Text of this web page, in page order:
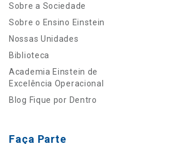
Sobre a Sociedade
Sobre o Ensino Einstein
Nossas Unidades
Biblioteca
Academia Einstein de
Excelência Operacional
Blog Fique por Dentro
Faça Parte